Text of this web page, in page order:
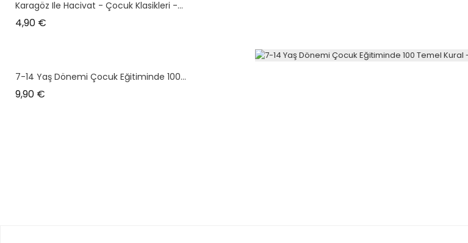
Karagöz Ile Hacivat - Çocuk Klasikleri -...
4,90 €
7-14 Yaş Dönemi Çocuk Eğitiminde 100...
9,90 €